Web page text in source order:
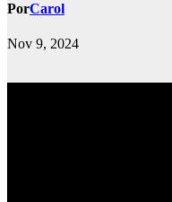
PorCarol
Nov 9, 2024